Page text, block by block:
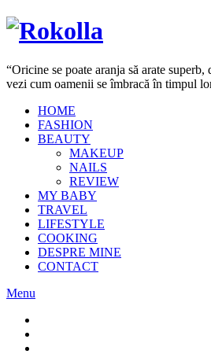
“Oricine se poate aranja să arate superb,
vezi cum oamenii se îmbracă în timpul
HOME
FASHION
BEAUTY
MAKEUP
NAILS
REVIEW
MY BABY
TRAVEL
LIFESTYLE
COOKING
DESPRE MINE
CONTACT
Menu